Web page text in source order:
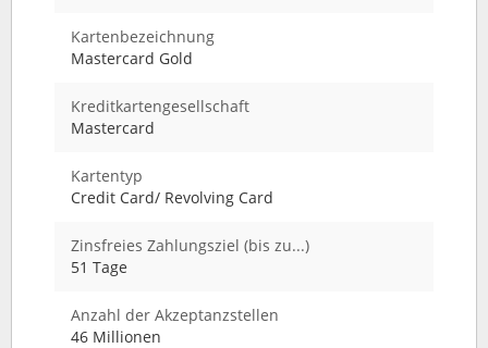
Kartenbezeichnung
Mastercard Gold
Kreditkartengesellschaft
Mastercard
Kartentyp
Credit Card/ Revolving Card
Zinsfreies Zahlungsziel (bis zu...)
51 Tage
Anzahl der Akzeptanzstellen
46 Millionen